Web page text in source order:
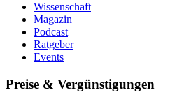
Wissenschaft
Magazin
Podcast
Ratgeber
Events
Preise & Vergünstigungen